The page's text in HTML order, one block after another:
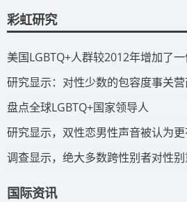
彩虹研究
美国LGBTQ+人群较2012年增加了
研究显示：对性少数的包容度事关
​盘点全球LGBTQ+国家领导人
研究显示，双性恋男性声音被认为
调查显示，绝大多数跨性别者对性
国际资讯